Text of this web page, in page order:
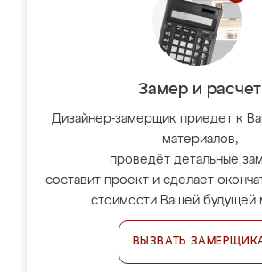
Замер и расчет
Дизайнер-замерщик приедет к
материалов,
проведёт детальные
составит проект и сделает
стоимости Вашей будущей
ВЫЗВАТЬ